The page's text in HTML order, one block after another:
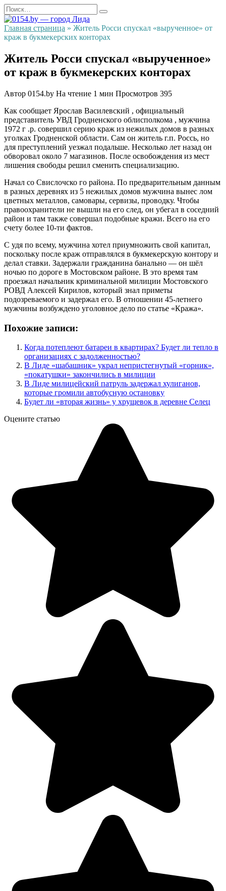
Перейти
к
содержанию
Search
for:
Главная страница » Житель Росси спускал «вырученное» от
краж в букмекерских конторах
Житель Росси спускал «вырученное»
от краж в букмекерских конторах
Автор 0154.by На чтение 1 мин Просмотров 395
Как сообщает Ярослав Василевский , официальный
представитель УВД Гродненского облисполкома , мужчина
1972 г .р. совершил серию краж из нежилых домов в разных
уголках Гродненской области. Сам он житель г.п. Россь, но
для преступлений уезжал подальше. Несколько лет назад он
обворовал около 7 магазинов. После освобождения из мест
лишения свободы решил сменить специализацию.
Начал со Свислочско го района. По предварительным данным
в разных деревнях из 5 нежилых домов мужчина вынес лом
цветных металлов, самовары, сервизы, проводку. Чтобы
правоохранители не вышли на его след, он убегал в соседний
район и там также совершал подобные кражи. Всего на его
счету более 10-ти фактов.
С удя по всему, мужчина хотел приумножить свой капитал,
поскольку после краж отправлялся в букмекерскую контору и
делал ставки. Задержали гражданина банально — он шёл
ночью по дороге в Мостовском районе. В это время там
проезжал начальник криминальной милиции Мостовского
РОВД Алексей Кирилов, который знал приметы
подозреваемого и задержал его. В отношении 45-летнего
мужчины возбуждено уголовное дело по статье «Кража».
Похожие записи:
Когда потеплеют батареи в квартирах? Будет ли тепло в
организациях с задолженностью?
В Лиде «шабашник» украл непристегнутый «горник»,
«покатушки» закончились в милиции
В Лиде милицейский патруль задержал хулиганов,
которые громили автобусную остановку
Будет ли «вторая жизнь» у хрущевок в деревне Селец
Оцените статью